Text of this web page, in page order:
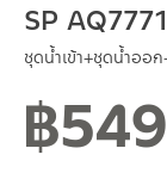
SP
ชุดน้ำเข้า+ชุดน้ำอ
฿549